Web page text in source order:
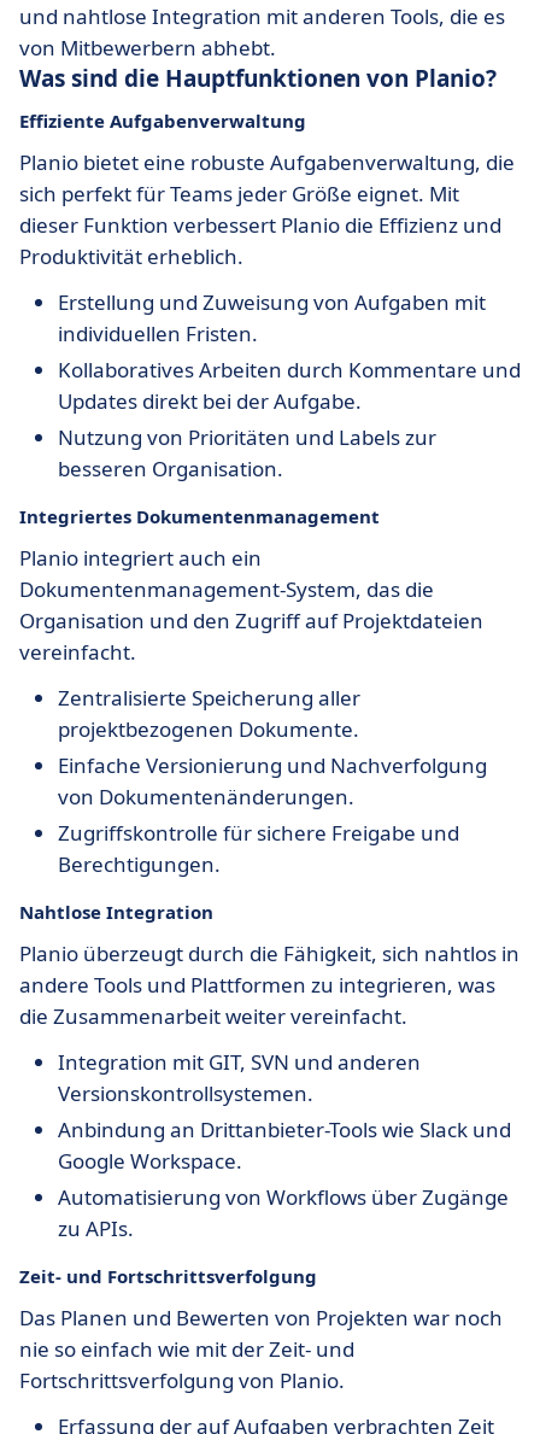
und nahtlose Integration mit anderen Tools, die es
von Mitbewerbern abhebt.
Was sind die Hauptfunktionen von Planio?
Effiziente Aufgabenverwaltung
Planio bietet eine robuste Aufgabenverwaltung, die
sich perfekt für Teams jeder Größe eignet. Mit
dieser Funktion verbessert Planio die Effizienz und
Produktivität erheblich.
Erstellung und Zuweisung von Aufgaben mit
individuellen Fristen.
Kollaboratives Arbeiten durch Kommentare und
Updates direkt bei der Aufgabe.
Nutzung von Prioritäten und Labels zur
besseren Organisation.
Integriertes Dokumentenmanagement
Planio integriert auch ein
Dokumentenmanagement-System, das die
Organisation und den Zugriff auf Projektdateien
vereinfacht.
Zentralisierte Speicherung aller
projektbezogenen Dokumente.
Einfache Versionierung und Nachverfolgung
von Dokumentenänderungen.
Zugriffskontrolle für sichere Freigabe und
Berechtigungen.
Nahtlose Integration
Planio überzeugt durch die Fähigkeit, sich nahtlos in
andere Tools und Plattformen zu integrieren, was
die Zusammenarbeit weiter vereinfacht.
Integration mit GIT, SVN und anderen
Versionskontrollsystemen.
Anbindung an Drittanbieter-Tools wie Slack und
Google Workspace.
Automatisierung von Workflows über Zugänge
zu APIs.
Zeit- und Fortschrittsverfolgung
Das Planen und Bewerten von Projekten war noch
nie so einfach wie mit der Zeit- und
Fortschrittsverfolgung von Planio.
Erfassung der auf Aufgaben verbrachten Zeit